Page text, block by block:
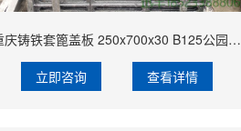
重庆铸铁套篦盖板 250x700x30 B125公园通用 主站厂家 排水效果好
立即咨询 查看详情